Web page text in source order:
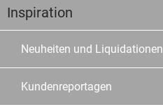
Inspiration
Neuheiten und Liquidationen
Kundenreportagen